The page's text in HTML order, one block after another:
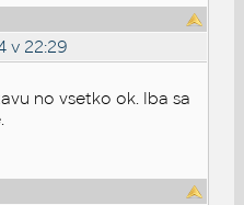
v 22:29
no vsetko ok. Iba sa